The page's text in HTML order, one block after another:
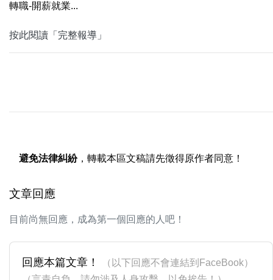
轉職-開薪就業...
按此閱讀「完整報導」
避免法律糾紛，轉載本區文稿請先徵得原作者同意！
文章回應
目前尚無回應，成為第一個回應的人吧！
回應本篇文章！
（以下回應不會連結到FaceBook）